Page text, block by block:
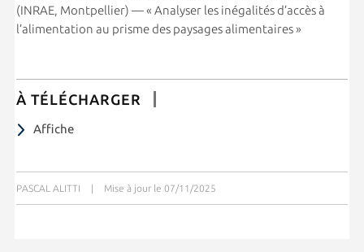
(INRAE, Montpellier) — « Analyser les inégalités d’accès à
l’alimentation au prisme des paysages alimentaires »
À TÉLÉCHARGER
Affiche
PASCAL ALITTI | Mise à jour le 07/11/2025